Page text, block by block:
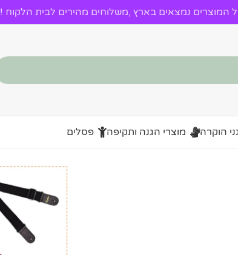
המוצרים נמצאים בארץ ,משלוחים מהירים לבית הלקוח !
הוקרה מוצרי הגנה ותקיפה פסלים